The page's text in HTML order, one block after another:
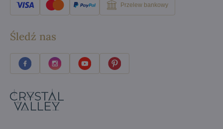
Przelew bankowy
Śledź nas